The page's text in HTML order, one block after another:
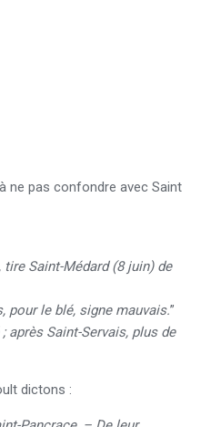
ne pas confondre avec Saint
Saint-Médard (8 juin) de
pour le blé, signe mauvais.”
après Saint-Servais, plus de
dictons :